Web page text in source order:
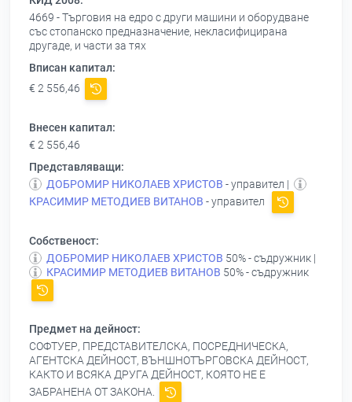
4669 - Търговия на едро с други машини и оборудване
със стопанско предназначение, некласифицирана
другаде, и части за тях
Вписан капитал:
€ 2 556,46
Внесен капитал:
€ 2 556,46
Представляващи:
ДОБРОМИР НИКОЛАЕВ ХРИСТОВ - управител |
КРАСИМИР МЕТОДИЕВ ВИТАНОВ - управител
Собственост:
ДОБРОМИР НИКОЛАЕВ ХРИСТОВ 50% - съдружник |
КРАСИМИР МЕТОДИЕВ ВИТАНОВ 50% - съдружник
Предмет на дейност:
СОФТУЕР, ПРЕДСТАВИТЕЛСКА, ПОСРЕДНИЧЕСКА,
АГЕНТСКА ДЕЙНОСТ, ВЪНШНОТЪРГОВСКА ДЕЙНОСТ,
КАКТО И ВСЯКА ДРУГА ДЕЙНОСТ, КОЯТО НЕ Е
ЗАБРАНЕНА ОТ ЗАКОНА.